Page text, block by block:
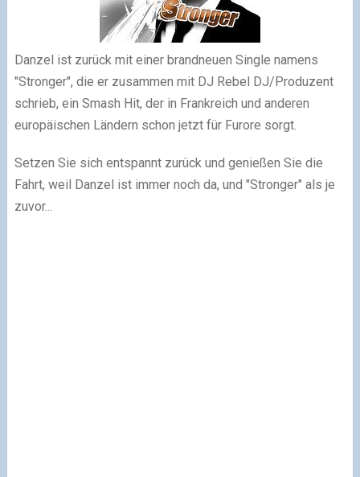
Danzel ist zurück mit einer brandneuen Single namens
"Stronger", die er zusammen mit DJ Rebel DJ/Produzent
schrieb, ein Smash Hit, der in Frankreich und anderen
europäischen Ländern schon jetzt für Furore sorgt.
Setzen Sie sich entspannt zurück und genießen Sie die
Fahrt, weil Danzel ist immer noch da, und "Stronger" als je
zuvor...